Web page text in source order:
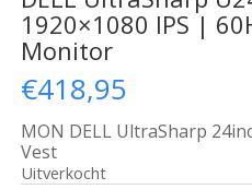
1920×1080 IPS |
Monitor
€418,95
MON DELL UltraSharp
Vest
Uitverkocht